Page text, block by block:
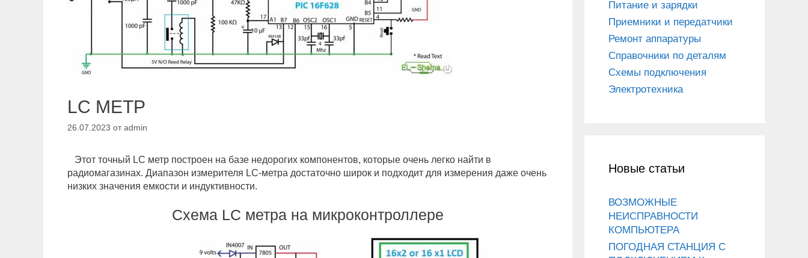
LC МЕТР
26.07.2023 от admin
Этот точный LC метр построен на базе недорогих компонентов, которые очень легко найти в
радиомагазинах. Диапазон измерителя LC-метра достаточно широк и подходит для измерения даже очень
низких значения емкости и индуктивности.
Схема LC метра на микроконтроллере
Питание и зарядки
Приемники и передатчики
Ремонт аппаратуры
Справочники по деталям
Схемы подключения
Электротехника
Новые статьи
ВОЗМОЖНЫЕ
НЕИСПРАВНОСТИ
КОМПЬЮТЕРА
ПОГОДНАЯ СТАНЦИЯ С